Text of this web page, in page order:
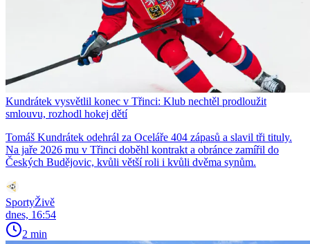
Kundrátek vysvětlil konec v Třinci: Klub nechtěl prodloužit
smlouvu, rozhodl hokej dětí
Tomáš Kundrátek odehrál za Oceláře 404 zápasů a slavil tři tituly.
Na jaře 2026 mu v Třinci doběhl kontrakt a obránce zamířil do
Českých Budějovic, kvůli větší roli i kvůli dvěma synům.
SportyŽivě
dnes, 16:54
2 min